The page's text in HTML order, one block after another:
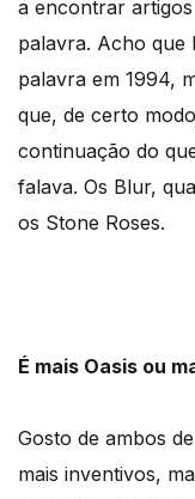
a encontrar
palavra. Acho que
palavra em 1994,
que, de certo
continuação do
falava. Os Blur,
os Stone Roses.
É mais Oasis ou
Gosto de ambos
mais inventivos,